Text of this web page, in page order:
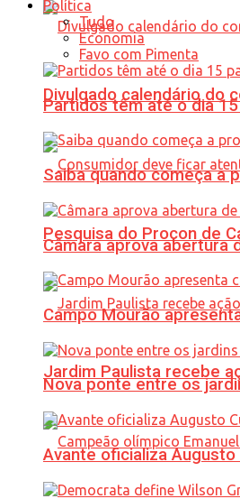
Divulgado calendário do
Pesquisa do Procon de
Jardim Paulista recebe
Política
Tudo
Economia
Favo com Pimenta
Partidos têm até o dia
Saiba quando começa a
Câmara aprova abertura
Campo Mourão
Nova ponte entre os
Avante oficializa